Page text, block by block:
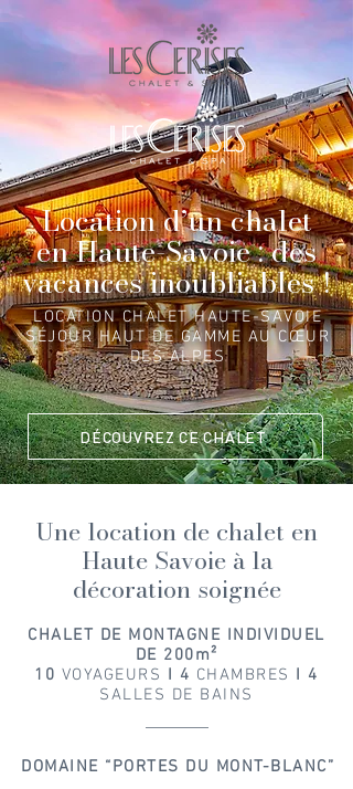
Location d’un chalet
en Haute-Savoie : des
vacances inoubliables !
DÉCOUVREZ CE CHALET
LOCATION CHALET HAUTE-SAVOIE
SÉJOUR HAUT DE GAMME AU CŒUR
DES ALPES
Une location de chalet en
Haute Savoie à la
décoration soignée
CHALET DE MONTAGNE INDIVIDUEL
DE 200m²
10 VOYAGEURS I 4 CHAMBRES I 4
SALLES DE BAINS
DOMAINE “PORTES DU MONT-BLANC”